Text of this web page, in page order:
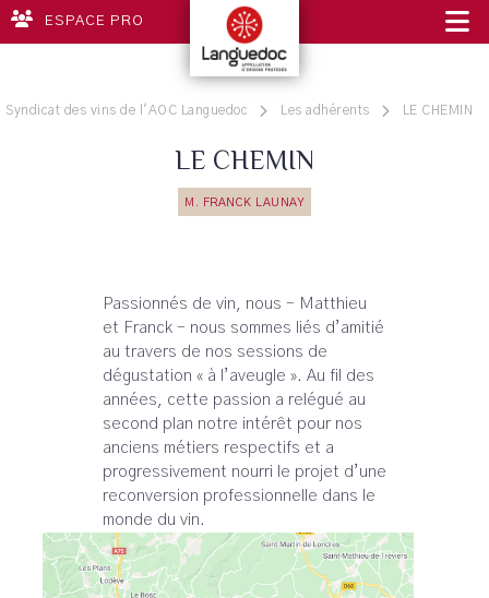
ESPACE PRO
Syndicat des vins de l'AOC Languedoc Les adhérents LE CHEMIN
LE CHEMIN
M. FRANCK LAUNAY
Passionnés de vin, nous – Matthieu
et Franck – nous sommes liés d’amitié
au travers de nos sessions de
dégustation « à l’aveugle ». Au fil des
années, cette passion a relégué au
second plan notre intérêt pour nos
anciens métiers respectifs et a
progressivement nourri le projet d’une
reconversion professionnelle dans le
monde du vin.